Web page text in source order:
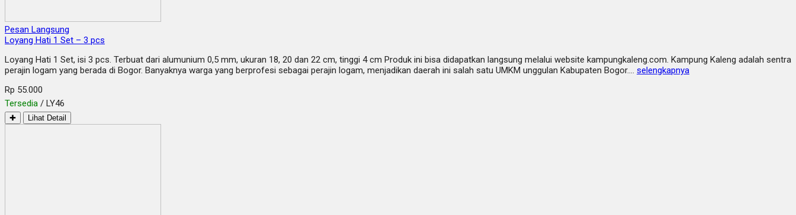
Pesan Langsung
Loyang Hati 1 Set – 3 pcs
Loyang Hati 1 Set, isi 3 pcs. Terbuat dari alumunium 0,5 mm, ukuran 18, 20 dan 22 cm, tinggi 4 cm Produk ini bisa didapatkan langsung melalui website kampungkaleng.com. Kampung Kaleng adalah sentra
perajin logam yang berada di Bogor. Banyaknya warga yang berprofesi sebagai perajin logam, menjadikan daerah ini salah satu UMKM unggulan Kabupaten Bogor…. selengkapnya
Rp 55.000
Tersedia / LY46
✚ Lihat Detail